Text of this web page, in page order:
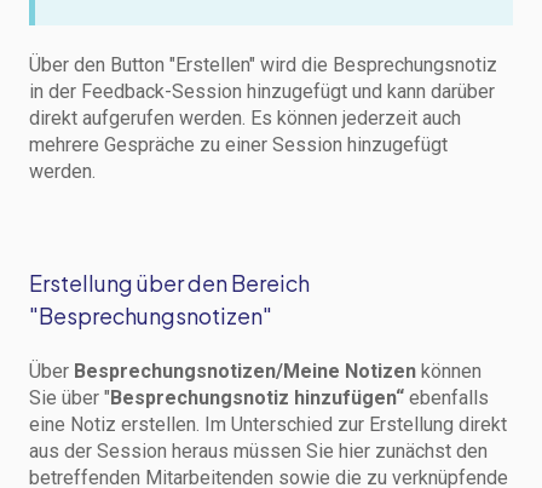
Über den Button "Erstellen" wird die Besprechungsnotiz
in der Feedback-Session hinzugefügt und kann darüber
direkt aufgerufen werden. Es können jederzeit auch
mehrere Gespräche zu einer Session hinzugefügt
werden.
Erstellung über den Bereich
"Besprechungsnotizen"
Über Besprechungsnotizen/Meine Notizen können
Sie über " Besprechungsnotiz hinzufügen“ ebenfalls
eine Notiz erstellen. Im Unterschied zur Erstellung direkt
aus der Session heraus müssen Sie hier zunächst den
betreffenden Mitarbeitenden sowie die zu verknüpfende